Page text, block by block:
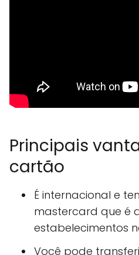
Principais
cartão
É internacional e
mastercard que é
estabelecimentos
Você pode